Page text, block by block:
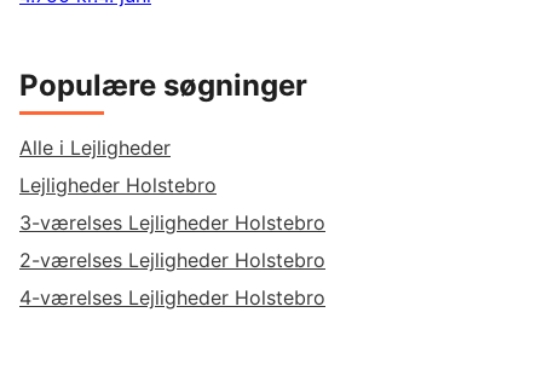
Populære søgninger
Alle i Lejligheder
Lejligheder Holstebro
3-værelses Lejligheder Holstebro
2-værelses Lejligheder Holstebro
4-værelses Lejligheder Holstebro